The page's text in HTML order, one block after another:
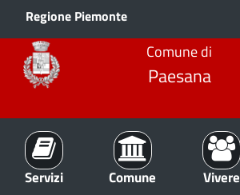
Regione Piemonte
Comune di
Paesana
Servizi Comune Vivere